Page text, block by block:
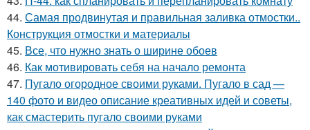
44. Самая продвинутая и правильная заливка отмостки..
Конструкция отмостки и материалы
45. Все, что нужно знать о ширине обоев
46. Как мотивировать себя на начало ремонта
47. Пугало огородное своими руками. Пугало в сад —
140 фото и видео описание креативных идей и советы,
как смастерить пугало своими руками